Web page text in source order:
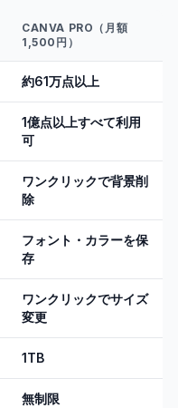
CANVA PRO（月額
1,500円）
約61万点以上
1億点以上すべて利用
可
ワンクリックで背景削
除
フォント・カラーを保
存
ワンクリックでサイズ
変更
1TB
無制限